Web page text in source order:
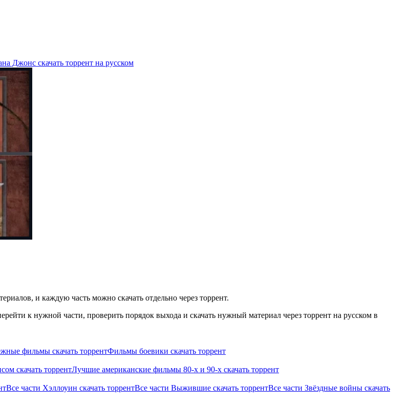
Джонс скачать торрент на русском
и каждую часть можно скачать отдельно через торрент.
к нужной части, проверить порядок выхода и скачать нужный материал через торрент на русском в
фильмы скачать торрентФильмы боевики скачать торрент
скачать торрентЛучшие американские фильмы 80-х и 90-х скачать торрент
Все части Хэллоуин скачать торрентВсе части Выжившие скачать торрентВсе части Звёздные войны скачать